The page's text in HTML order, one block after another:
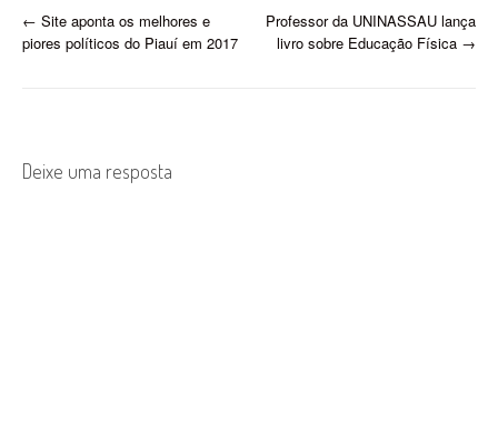
P
n
← Site aponta os melhores e
piores políticos do Piauí em 2017
Professor da UNINASSAU lança
livro sobre Educação Física →
Deixe uma resposta